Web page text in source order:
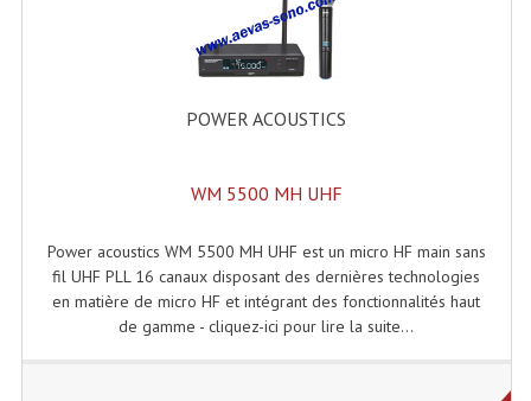
Cercle Struct Triangulaire290
Crochets Et Accessoires
Embases Pour Structure
Pendrillon Et Ossature
Pieds De Levage
POWER ACOUSTICS
WM 5500 MH UHF
Power acoustics WM 5500 MH UHF est un micro HF main sans
fil UHF PLL 16 canaux disposant des dernières technologies
en matière de micro HF et intégrant des fonctionnalités haut
de gamme - cliquez-ici pour lire la suite...